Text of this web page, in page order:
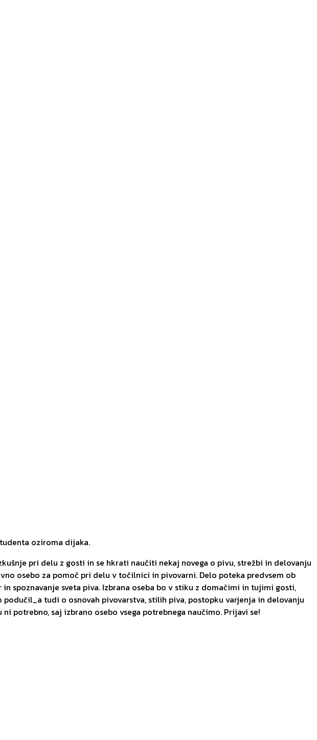
oziroma dijaka.
pri delu z gosti in se hkrati naučiti nekaj novega o pivu, strežbi in delovanju
osebo za pomoč pri delu v točilnici in pivovarni. Delo poteka predvsem ob
spoznavanje sveta piva. Izbrana oseba bo v stiku z domačimi in tujimi gosti,
tudi o osnovah pivovarstva, stilih piva, postopku varjenja in delovanju
potrebno, saj izbrano osebo vsega potrebnega naučimo. Prijavi se!